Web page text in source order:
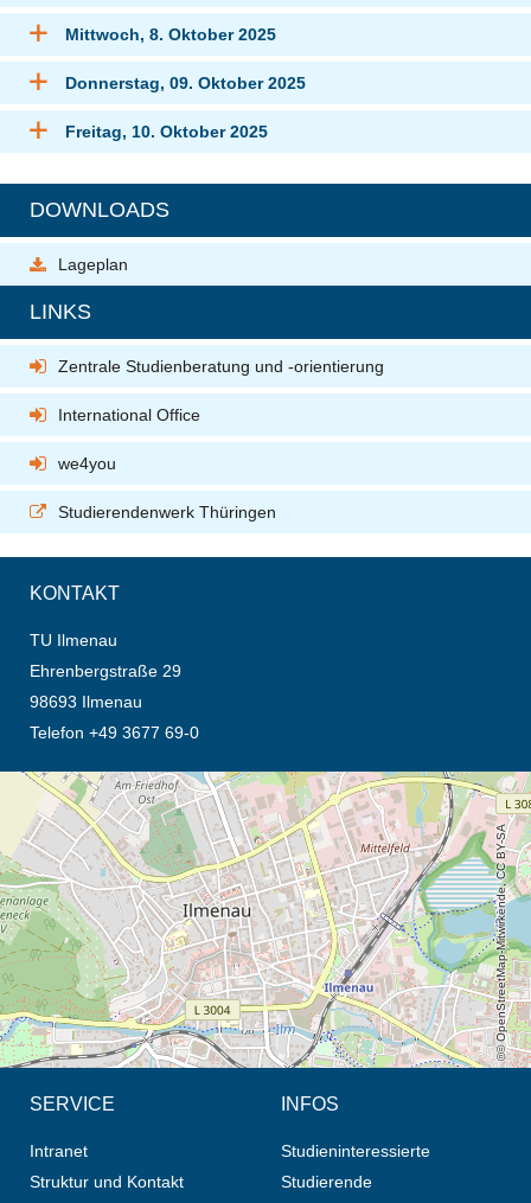
Mittwoch, 8. Oktober 2025
Donnerstag, 09. Oktober 2025
Freitag, 10. Oktober 2025
DOWNLOADS
Lageplan
LINKS
Zentrale Studienberatung und -orientierung
International Office
we4you
Studierendenwerk Thüringen
KONTAKT
TU Ilmenau
Ehrenbergstraße 29
98693 Ilmenau
Telefon +49 3677 69-0
Öffnet die Anfahrtsbeschreibung in neuem Tab (Karte)
© OpenStreetMap-Mitwirkende, CC BY-SA
SERVICE
Intranet
Struktur und Kontakt
INFOS
Studieninteressierte
Studierende